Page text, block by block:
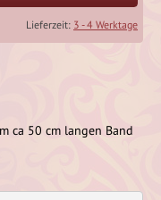
Lieferzeit: 3 - 4 Werktage
ca 50 cm langen Band